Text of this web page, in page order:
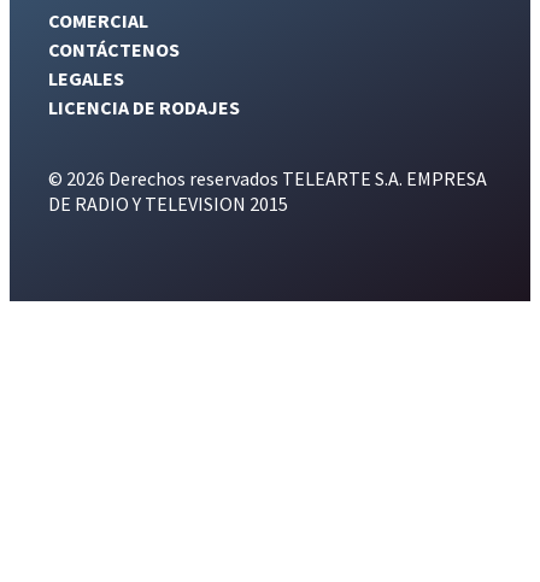
COMERCIAL
CONTÁCTENOS
LEGALES
LICENCIA DE RODAJES
© 2026 Derechos reservados TELEARTE S.A. EMPRESA
DE RADIO Y TELEVISION 2015